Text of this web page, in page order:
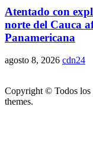
Atentado con
norte del Cauca
Panamericana
agosto 8, 2026 cdn24
Copyright © Todos los
themes.